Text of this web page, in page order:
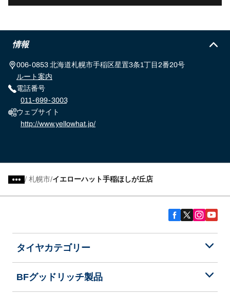
情報
006-0853 北海道札幌市手稲区星置3条1丁目2番20号
ルート案内
電話番号
011-699-3003
ウェブサイト
http://www.yellowhat.jp/
/ 札幌市 イエローハット手稲ほしが丘店
タイヤカテゴリー
BFグッドリッチ製品